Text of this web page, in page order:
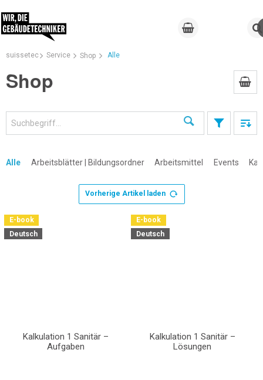
suissetec Service Shop Alle
Shop
Suchen
Alle Arbeitsblätter | Bildungsordner Arbeitsmittel Events
Vorherige Artikel laden
E-book
Deutsch
Kalkulation 1 Sanitär –
Aufgaben
E-book
Deutsch
Kalkulation 1 Sanitär –
Lösungen